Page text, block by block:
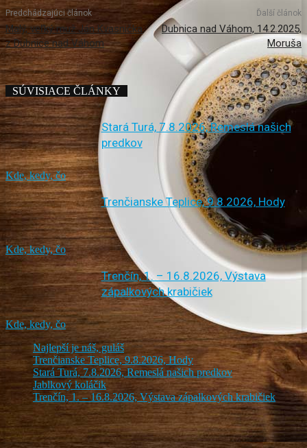
Predchádzajúci článok
Malý, veľký muž Ján Kvasnička
z Dubnice nad Váhom
Ďalší článok
Dubnica nad Váhom, 14.2.2025,
Moruša
SÚVISIACE ČLÁNKY
Kde, kedy, čo
Stará Turá, 7.8.2026, Remeslá našich
predkov
Kde, kedy, čo
Trenčianske Teplice, 9.8.2026, Hody
Kde, kedy, čo
Trenčín, 1. – 16.8.2026, Výstava
zápalkových krabičiek
Najlepší je náš, guláš
Trenčianske Teplice, 9.8.2026, Hody
Stará Turá, 7.8.2026, Remeslá našich predkov
Jablkový koláčik
Trenčín, 1. – 16.8.2026, Výstava zápalkových krabičiek